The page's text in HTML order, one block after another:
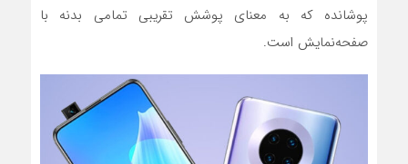
پوشانده که به معنای پوشش تقریبی تمامی بدنه با
صفحه‌نمایش است.